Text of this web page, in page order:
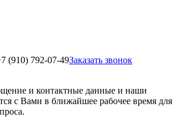
(910) 792-07-49Заказать звонок
и контактные данные и наши
с Вами в ближайшее рабочее время для